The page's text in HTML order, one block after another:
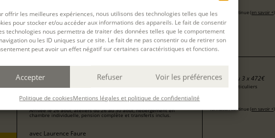
offrir les meilleures expériences, nous utilisons des technologies telles que les
pour stocker et/ou accéder aux informations des appareils. Le fait de consentir
technologies nous permettra de traiter des données telles que le comportement
ou les ID uniques sur ce site. Le fait de ne pas consentir ou de retirer son
peut avoir un effet négatif sur certaines caractéristiques et fonctions.
Accepter Refuser Voir les préférences
Politique de cookiesMentions légales et politique de confidentialité
26 août 2026, 27 août 2026, 28 août 2026
avecÉmilie Rauscher
formation continue (en savoir +)
S’INITIER AU “SEUL EN SCÈNE” AU PETIT
PONTBIEL (LANDES)
Arrivée le 26 août, ateliers du 26 au 30 août, hébergement en
chambre individuelle, pension complète et transferts inclus.
avec Laurence Faure
1415 € ou 3 x 472€
pour les particuliers
formation continue (en savoir +)